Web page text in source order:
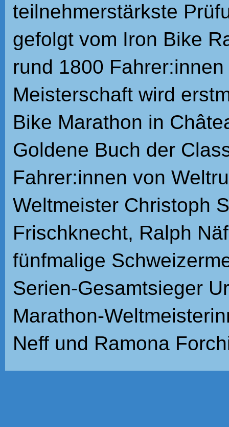
teilnehmerstärkste
gefolgt vom Iron Bike
rund 1800
Meisterschaft wird
Bike Marathon in
Goldene Buch der
Fahrer:innen von
Weltmeister Christoph
Frischknecht, Ralph
fünfmalige
Serien-Gesamtsieger
Marathon-
Neff und Ramona